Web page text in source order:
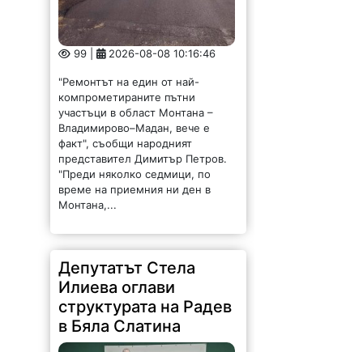
99 | 2026-08-08 10:16:46
"Ремонтът на един от най-
компрометираните пътни
участъци в област Монтана –
Владимирово–Мадан, вече е
факт", съобщи народният
представител Димитър Петров.
"Преди няколко седмици, по
време на приемния ни ден в
Монтана,...
Депутатът Стела
Илиева оглави
структурата на Радев
в Бяла Слатина